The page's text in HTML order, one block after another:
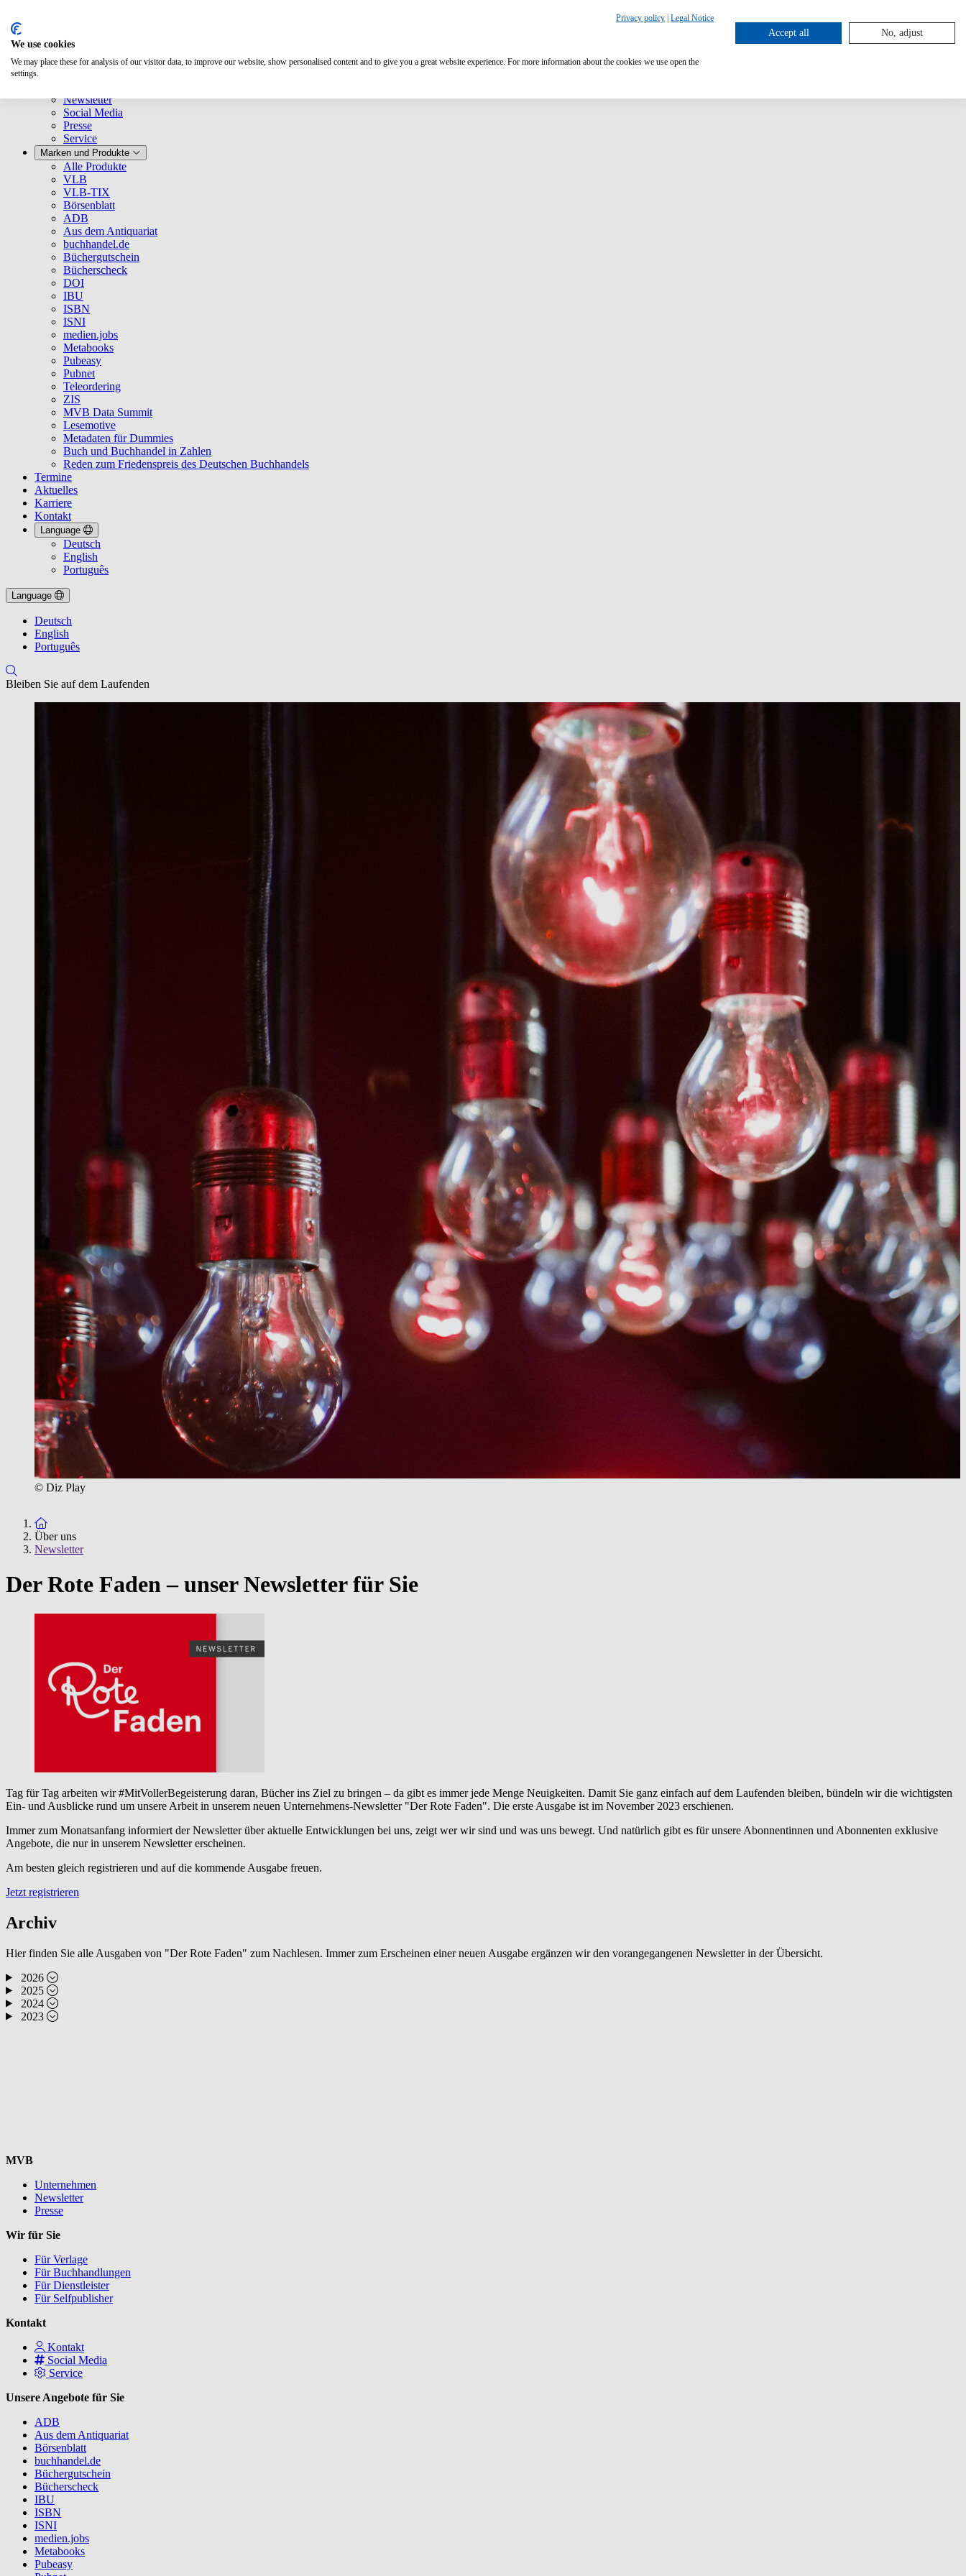
Newsletter
Social Media
Presse
Service
Marken und Produkte
Alle Produkte
VLB
VLB-TIX
Börsenblatt
ADB
Aus dem Antiquariat
buchhandel.de
Büchergutschein
Bücherscheck
DOI
IBU
ISBN
ISNI
medien.jobs
Metabooks
Pubeasy
Pubnet
Teleordering
ZIS
MVB Data Summit
Lesemotive
Metadaten für Dummies
Buch und Buchhandel in Zahlen
Reden zum Friedenspreis des Deutschen Buchhandels
Termine
Aktuelles
Karriere
Kontakt
Language
Deutsch
English
Português
Language
Deutsch
English
Português
Bleiben Sie auf dem Laufenden
© Diz Play
Zur Startseite
Über uns
Newsletter
Der Rote Faden – unser Newsletter für Sie
Tag für Tag arbeiten wir #MitVollerBegeisterung daran, Bücher ins Ziel zu bringen – da gibt es immer jede Menge Neuigkeiten. Damit Sie ganz einfach auf dem Laufenden bleiben, bündeln wir die wichtigsten
Ein- und Ausblicke rund um unsere Arbeit in unserem neuen Unternehmens-Newsletter "Der Rote Faden". Die erste Ausgabe ist im November 2023 erschienen.
Immer zum Monatsanfang informiert der Newsletter über aktuelle Entwicklungen bei uns, zeigt wer wir sind und was uns bewegt. Und natürlich gibt es für unsere Abonnentinnen und Abonnenten exklusive
Angebote, die nur in unserem Newsletter erscheinen.
Am besten gleich registrieren und auf die kommende Ausgabe freuen.
Jetzt registrieren
Archiv
Hier finden Sie alle Ausgaben von "Der Rote Faden" zum Nachlesen. Immer zum Erscheinen einer neuen Ausgabe ergänzen wir den vorangegangenen Newsletter in der Übersicht.
2026
2025
2024
2023
MVB
Unternehmen
Newsletter
Presse
Wir für Sie
Für Verlage
Für Buchhandlungen
Für Dienstleister
Für Selfpublisher
Kontakt
Kontakt
Social Media
Service
Unsere Angebote für Sie
ADB
Aus dem Antiquariat
Börsenblatt
buchhandel.de
Büchergutschein
Bücherscheck
IBU
ISBN
ISNI
medien.jobs
Metabooks
Pubeasy
Privacy policy Legal Notice
We use cookies
We may place these for analysis of our visitor data, to improve our website, show personalised content and to give you a great website experience. For more information about the cookies we use open the
settings.
Accept all No, adjust